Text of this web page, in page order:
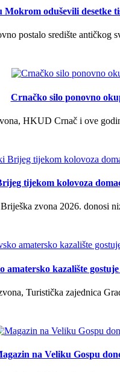
Mokrom oduševili desetke
postalo središte antičkog
Crnačko silo ponovno
HKUD Crnač i ove
tijekom kolovoza
zvona 2026. donosi
amatersko kazalište
Turistička zajednica
na Veliku Gospu